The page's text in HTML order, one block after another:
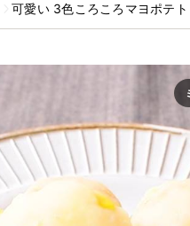
可愛い 3色ころころマヨポテト